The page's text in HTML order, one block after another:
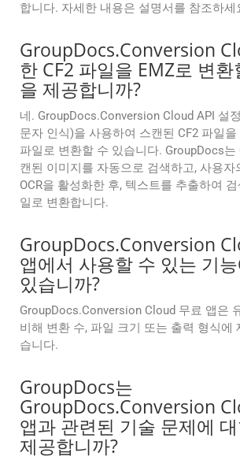
합니다. 자세한 내용은 설명서를 참조하세
GroupDocs.Conversion
한 CF2 파일을 EMZ로 변환
을 제공합니까?
네. GroupDocs.Conversion Cloud API 설
문자 인식)을 사용하여 스캔된 CF2 파일
파일로 변환할 수 있습니다. GroupDocs는
캔된 이미지를 자동으로 검색하고, 사용자
OCR을 활성화한 후, 텍스트를 추출하여
일로 변환합니다.
GroupDocs.Conversion
앱에서 사용할 수 있는 기
있습니까?
GroupDocs.Conversion Cloud 무료 앱은
비해 변환 수, 파일 크기 또는 출력 형식에
습니다.
GroupDocs는
GroupDocs.Conversion
앱과 관련된 기술 문제에
제공합니까?